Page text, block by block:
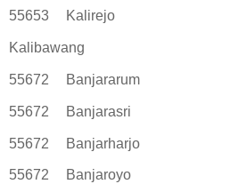
55653 Kalirejo
Kalibawang
55672 Banjararum
55672 Banjarasri
55672 Banjarharjo
55672 Banjaroyo